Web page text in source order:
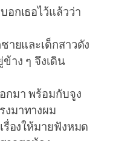
อกเธอไว้แล้วว่า
ายและเด็กสาวดัง
าง ๆ จึงเดิน
กมา พร้อมกับจูง
งมาทางผม
รื่องให้มายฟังหมด